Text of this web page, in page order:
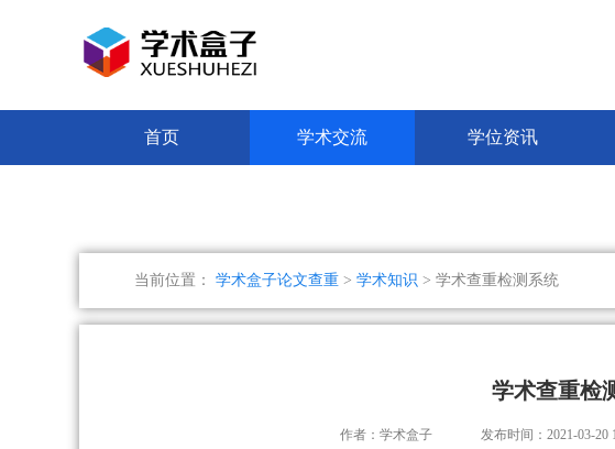
首页 学术交流 学位资讯
当前位置： 学术盒子论文查重 > 学术知识 > 学术查重检测系统
学术查重检
作者：学术盒子 发布时间：2021-03-20